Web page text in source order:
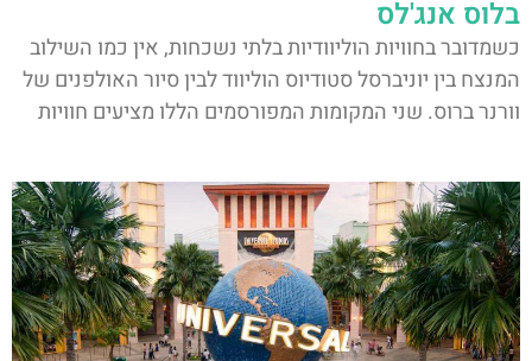
בלוס אנג'לס
כשמדובר בחוויות הוליוודיות בלתי נשכחות, אין כמו השילוב
המנצח בין יוניברסל סטודיוס הוליווד לבין סיור האולפנים של
וורנר ברוס. שני המקומות המפורסמים הללו מציעים חוויות